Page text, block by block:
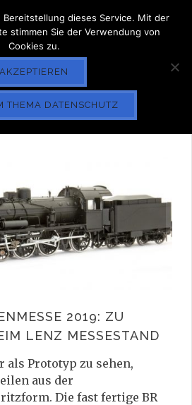
ARCHIVE LENZ
2019: ZU
LENZ MESSESTAND
als Prototyp zu sehen,
aus der
Die fast fertige BR
dieses Service. Mit der
stimmen Sie der Verwendung von
Cookies zu.
AKZEPTIEREN
THEMA DATENSCHUTZ